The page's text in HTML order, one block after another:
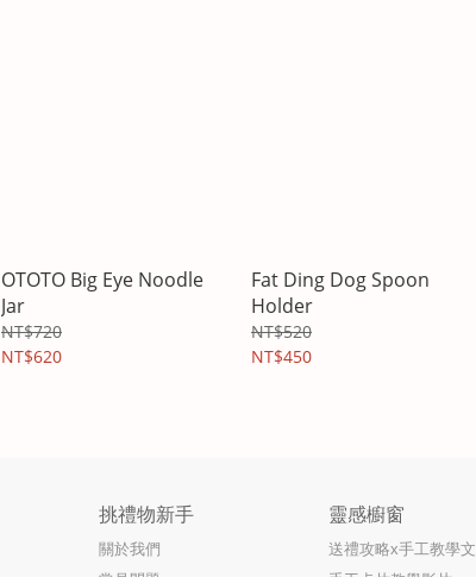
OTOTO Big Eye Noodle
Jar
NT$720
NT$620
Fat Ding Dog Spoon
Holder
NT$520
NT$450
挑禮物新手
關於我們
靈感櫥窗
送禮攻略x手工教學文